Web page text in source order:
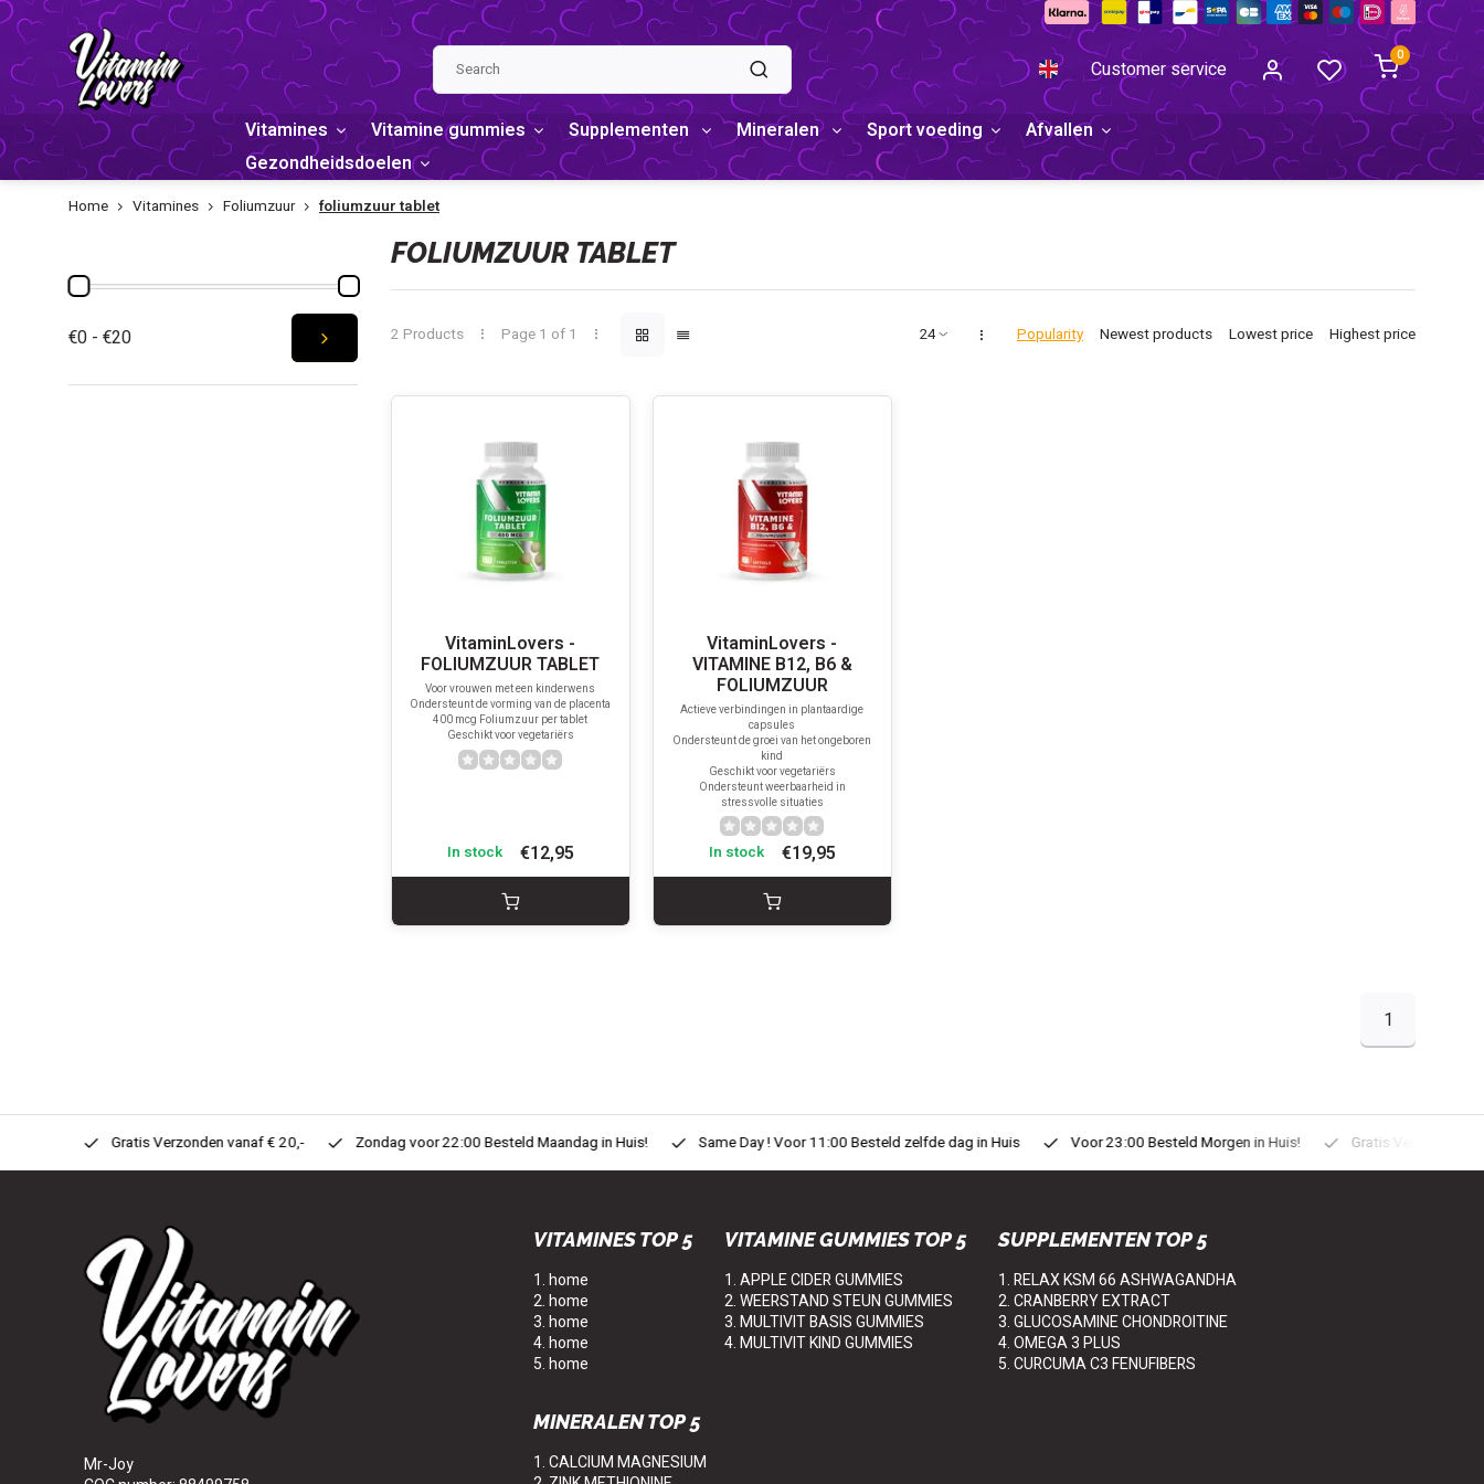
Customer service
0
Vitamines Vitamine gummies Supplementen Mineralen Sport voeding
Afvallen
Gezondheidsdoelen
Home Vitamines Foliumzuur foliumzuur tablet
€0 - €20
FOLIUMZUUR TABLET
2 Products Page 1 of 1 Popularity Newest products Lowest price Highest price
VitaminLovers -
FOLIUMZUUR TABLET
Voor vrouwen met een kinderwens
Ondersteunt de vorming van de placenta
400 mcg Foliumzuur per tablet
Geschikt voor vegetariërs
€12,95
In stock
VitaminLovers -
VITAMINE B12, B6 &
FOLIUMZUUR
Actieve verbindingen in plantaardige
capsules
Ondersteunt de groei van het ongeboren
kind
Geschikt voor vegetariërs
Ondersteunt weerbaarheid in
stressvolle situaties
€19,95
In stock
1
Gratis Verzonden vanaf € 20,- Zondag voor 22:00 Besteld Maandag in Huis! Same Day ! Voor 11:00 Besteld zelfde dag in Huis Voor 23:00 Besteld Morgen in Huis! Gratis Verzonden
Mr-Joy
VITAMINES TOP 5
1. home
2. home
3. home
4. home
5. home
VITAMINE GUMMIES TOP 5
1. APPLE CIDER GUMMIES
2. WEERSTAND STEUN GUMMIES
3. MULTIVIT BASIS GUMMIES
4. MULTIVIT KIND GUMMIES
SUPPLEMENTEN TOP 5
1. RELAX KSM 66 ASHWAGANDHA
2. CRANBERRY EXTRACT
3. GLUCOSAMINE CHONDROITINE
4. OMEGA 3 PLUS
5. CURCUMA C3 FENUFIBERS
MINERALEN TOP 5
1. CALCIUM MAGNESIUM